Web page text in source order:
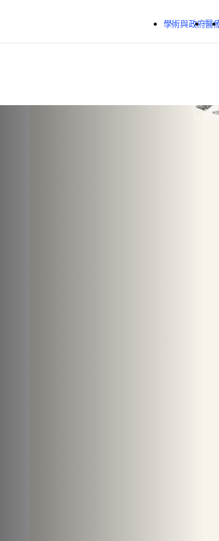
學術與政府醫